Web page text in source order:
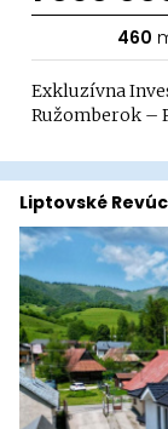
460
Exkluzívna
Ružomberok –
Liptovské